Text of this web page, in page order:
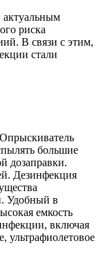
риска
В связи с этим,
стали
большие
дозаправки.
Дезинфекция
Удобный в
емкость
включая
ультрафиолетовое